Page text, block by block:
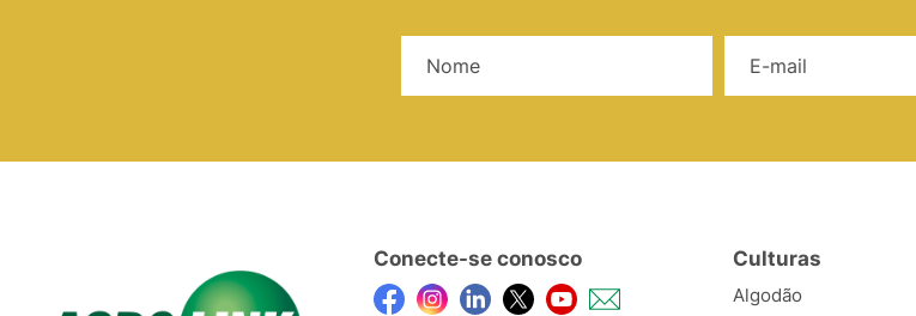
Conecte-se conosco Culturas
Algodão